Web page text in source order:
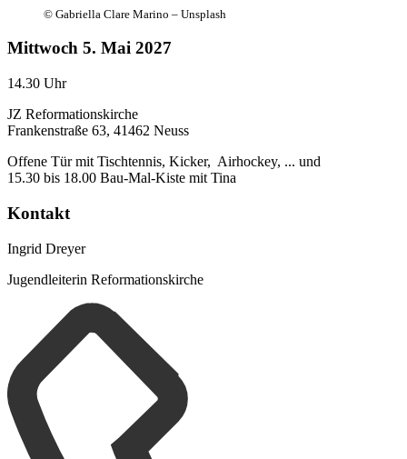
© Gabriella Clare Marino – Unsplash
Mittwoch 5. Mai 2027
14.30 Uhr
JZ Reformationskirche
Frankenstraße 63, 41462 Neuss
Offene Tür mit Tischtennis, Kicker, Airhockey, ... und
15.30 bis 18.00 Bau-Mal-Kiste mit Tina
Kontakt
Ingrid Dreyer
Jugendleiterin Reformationskirche